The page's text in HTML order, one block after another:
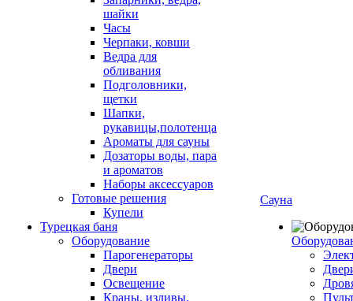
шайки
Часы
Черпаки, ковши
Ведра для
обливания
Подголовники,
щетки
Шапки,
рукавицы,полотенца
Ароматы для сауны
Дозаторы воды, пара
и ароматов
Наборы аксессуаров
Готовые решения
Купели
Турецкая баня
Оборудование
Парогенераторы
Двери
Освещение
Краны, изливы,
Сауна